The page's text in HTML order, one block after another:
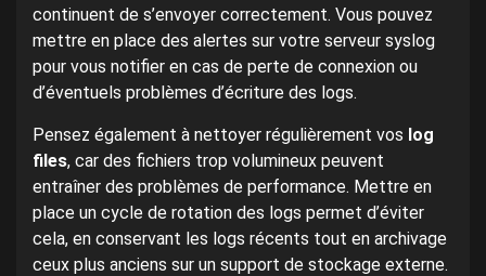
continuent de s’envoyer correctement. Vous pouvez
mettre en place des alertes sur votre serveur syslog
pour vous notifier en cas de perte de connexion ou
d’éventuels problèmes d’écriture des logs.
Pensez également à nettoyer régulièrement vos log
files, car des fichiers trop volumineux peuvent
entraîner des problèmes de performance. Mettre en
place un cycle de rotation des logs permet d’éviter
cela, en conservant les logs récents tout en archivage
ceux plus anciens sur un support de stockage externe.